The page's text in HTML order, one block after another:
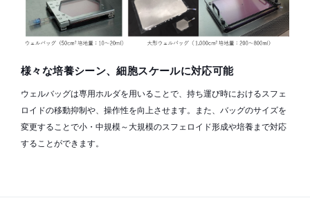
様々な培養シーン、細胞スケールに対応可能
ウェルバッグは専用ホルダを用いることで、持ち運び時におけるスフェ
ロイドの移動抑制や、操作性を向上させます。また、バッグのサイズを
変更することで小・中規模～大規模のスフェロイド形成や培養まで対応
することができます。